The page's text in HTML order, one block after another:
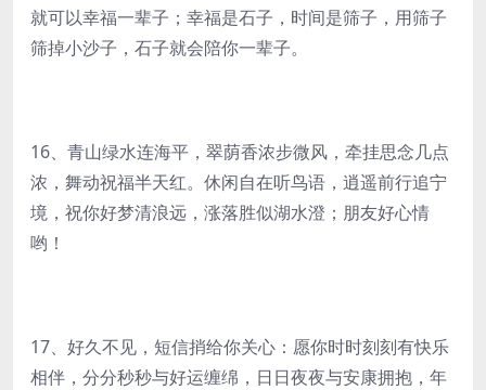
就可以幸福一辈子；幸福是石子，时间是筛子，用筛子
筛掉小沙子，石子就会陪你一辈子。
16、青山绿水连海平，翠荫香浓步微风，牵挂思念几点
浓，舞动祝福半天红。休闲自在听鸟语，逍遥前行追宁
境，祝你好梦清浪远，涨落胜似湖水澄；朋友好心情
哟！
17、好久不见，短信捎给你关心：愿你时时刻刻有快乐
相伴，分分秒秒与好运缠绵，日日夜夜与安康拥抱，年